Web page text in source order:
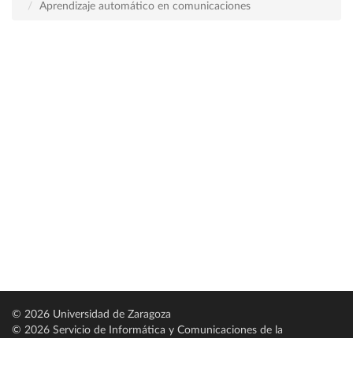
Aprendizaje automático en comunicaciones
© 2026 Universidad de Zaragoza
© 2026 Servicio de Informática y Comunicaciones de la